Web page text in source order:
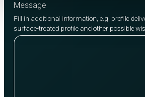
Message
Fill in additional information, e.g. profile
surface-treated profile and other possible